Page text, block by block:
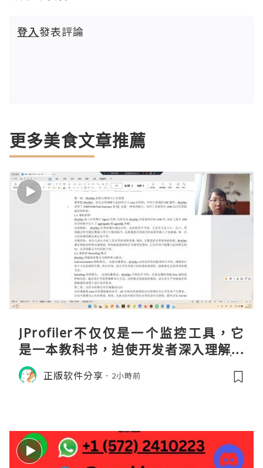
登入發表評論
更多美食文章推薦
JProfiler不仅仅是一个监控工具，它
是一本教科书，迫使开发者深入理解JV
M的内存模型、垃圾回收机制和并发原
理。通过直观的可视化数据，它将抽象
正版软件分享 2小時前